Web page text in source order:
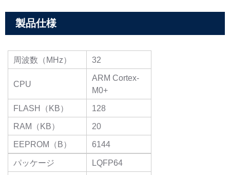
製品仕様
周波数（MHz） 32
CPU
ARM Cortex-
M0+
FLASH（KB）
128
RAM（KB）
20
EEPROM（B）
6144
パッケージ
LQFP64